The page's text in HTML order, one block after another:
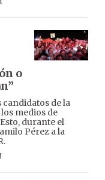
o
candidatos de la
medios de
durante el
Pérez a la